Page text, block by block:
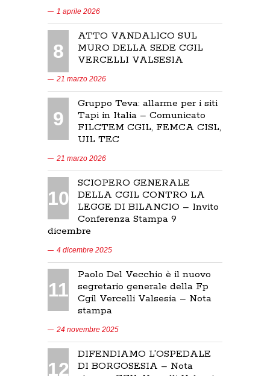
1 aprile 2026
8
ATTO VANDALICO SUL
MURO DELLA SEDE CGIL
VERCELLI VALSESIA
21 marzo 2026
9
Gruppo Teva: allarme per i siti
Tapi in Italia – Comunicato
FILCTEM CGIL, FEMCA CISL,
UIL TEC
21 marzo 2026
10
SCIOPERO GENERALE
DELLA CGIL CONTRO LA
LEGGE DI BILANCIO – Invito
Conferenza Stampa 9
dicembre
4 dicembre 2025
11
Paolo Del Vecchio è il nuovo
segretario generale della Fp
Cgil Vercelli Valsesia – Nota
stampa
24 novembre 2025
12
DIFENDIAMO L’OSPEDALE
DI BORGOSESIA – Nota